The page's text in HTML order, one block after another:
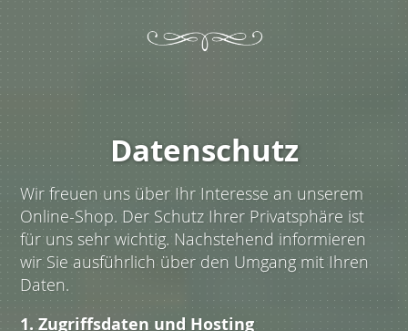
Datenschutz
Wir freuen uns über Ihr Interesse an unserem
Online-Shop. Der Schutz Ihrer Privatsphäre ist
für uns sehr wichtig. Nachstehend informieren
wir Sie ausführlich über den Umgang mit Ihren
Daten.
1. Zugriffsdaten und Hosting